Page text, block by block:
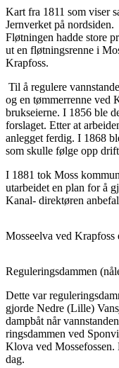
Kart fra 1811 som viser
Jernverket på nordsiden.
Fløtningen hadde store
ut en fløtningsrenne i
Krapfoss.
Til å regulere
og en tømmerrenne ved
brukseierne. I 1856 ble
forslaget. Etter at
anlegget ferdig. I 1868
som skulle følge opp
I 1881 tok Moss
utarbeidet en plan for å
Kanal- direktøren
Mosseelva ved Krapfoss
Reguleringsdammen
Dette var
gjorde Nedre (Lille)
dampbåt når
ringsdammen ved
Klova ved Mossefossen.
dag.